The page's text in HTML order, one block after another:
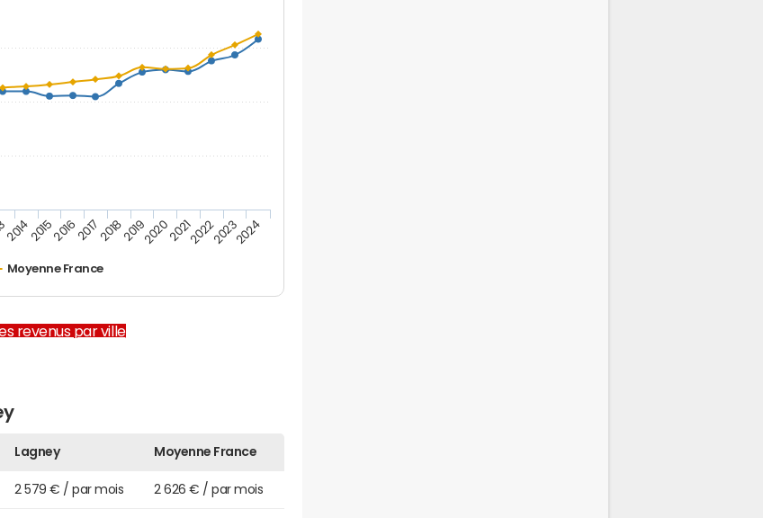
Moyenne France
20142015201620172018201920202021202220232024
revenus par ville
Lagney Moyenne France
2 579 € / par mois 2 626 € / par mois